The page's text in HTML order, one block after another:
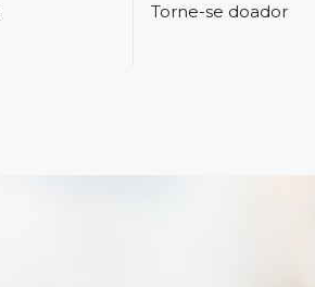
Torne-se doador